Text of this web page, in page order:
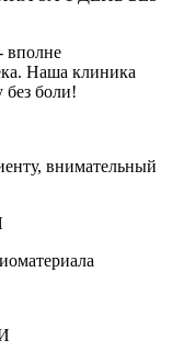
вполне
Наша клиника
без боли!
внимательный